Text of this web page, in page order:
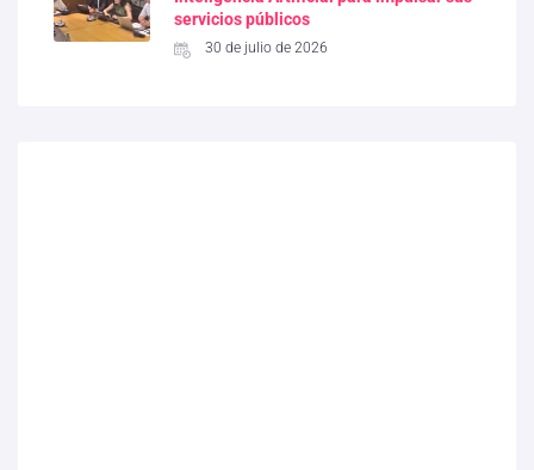
servicios públicos
30 de julio de 2026